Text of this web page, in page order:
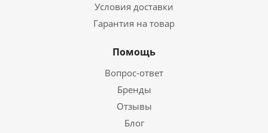
Условия доставки
Гарантия на товар
Помощь
Вопрос-ответ
Бренды
Отзывы
Блог